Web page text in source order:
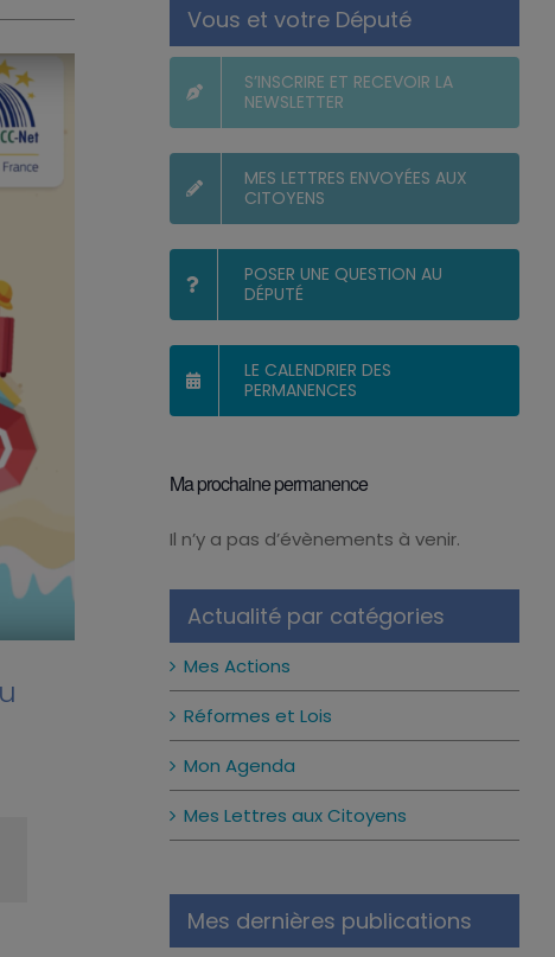
Vous et votre Député
S’INSCRIRE ET RECEVOIR LA
NEWSLETTER
MES LETTRES ENVOYÉES AUX
CITOYENS
POSER UNE QUESTION AU
DÉPUTÉ
LE CALENDRIER DES
PERMANENCES
Ma prochaine permanence
Notice
Il n’y a pas d’évènements à venir.
Actualité par catégories
Mes Actions
Réformes et Lois
Mon Agenda
Mes Lettres aux Citoyens
Mes dernières publications